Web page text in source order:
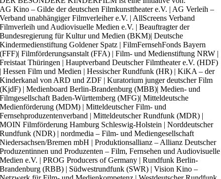
AG Kino – Gilde der deutschen Filmkunsttheater e.V. | AG Verleih –
Verband unabhängiger Filmverleiher e.V. | AllScreens Verband
Filmverleih und Audiovisuelle Medien e.V. | Beauftragter der
Bundesregierung für Kultur und Medien (BKM)| Deutsche
Kindermedienstiftung Goldener Spatz | FilmFernsehFonds Bayern
(FFF)| Filmförderungsanstalt (FFA) | Film- und Medienstiftung NRW |
Freistaat Thüringen | Hauptverband Deutscher Filmtheater e.V. (HDF)
| Hessen Film und Medien | Hessischer Rundfunk (HR) | KiKA – der
Kinderkanal von ARD und ZDF | Kuratorium junger deutscher Film
(KjdF) | Medienboard Berlin-Brandenburg (MBB)| Medien- und
Filmgesellschaft Baden-Württemberg (MFG)| Mitteldeutsche
Medienförderung (MDM) | Mitteldeutscher Film- und
Fernsehproduzentenverband | Mitteldeutscher Rundfunk (MDR) |
MOIN Filmförderung Hamburg Schleswig-Holstein | Norddeutscher
Rundfunk (NDR) | nordmedia – Film- und Mediengesellschaft
Niedersachsen/Bremen mbH | Produktionsallianz – Allianz Deutscher
Produzentinnen und Produzenten – Film, Fernsehen und Audiovisuelle
Medien e.V. | PROG Producers of Germany | Rundfunk Berlin-
Brandenburg (RBB) | Südwestrundfunk (SWR) | Vision Kino –